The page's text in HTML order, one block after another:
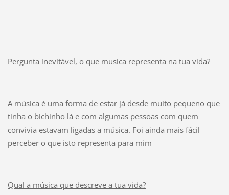
Pergunta inevitável, o que musica representa na tua vida?
A música é uma forma de estar já desde muito pequeno que
tinha o bichinho lá e com algumas pessoas com quem
convivia estavam ligadas a música. Foi ainda mais fácil
perceber o que isto representa para mim
Qual a música que descreve a tua vida?